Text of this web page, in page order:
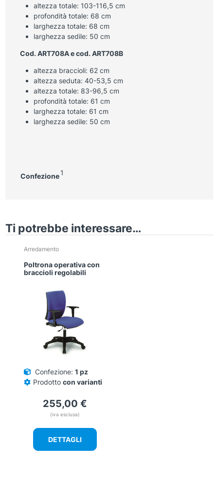
altezza totale: 103-116,5 cm
profondità totale: 68 cm
larghezza totale: 68 cm
larghezza sedile: 50 cm
Cod. ART708A e cod. ART708B
altezza braccioli: 62 cm
altezza seduta: 40-53,5 cm
altezza totale: 83-96,5 cm
profondità totale: 61 cm
larghezza totale: 61 cm
larghezza sedile: 50 cm
Confezione 1
Ti potrebbe interessare…
Arredamento
Poltrona operativa con
braccioli regolabili
Confezione: 1 pz
Prodotto con varianti
255,00 €
(iva esclusa)
DETTAGLI
Questo
ha
possono
del
prodotto